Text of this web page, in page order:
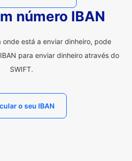
número IBAN
está a enviar dinheiro, pode
para enviar dinheiro através do
SWIFT.
o seu IBAN